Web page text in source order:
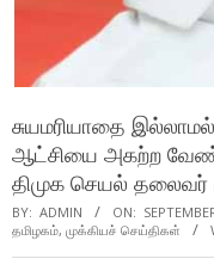
சுயமரியாதை
ஆட்சியை அகற்ற
திமுக செயல் தலைவர்
BY: ADMIN ON:
தமிழகம், முக்கியச் செய்திகள்